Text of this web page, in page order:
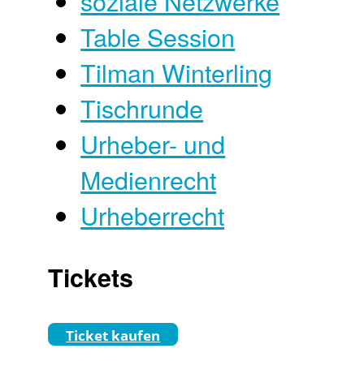
Table Session
Tilman Winterling
Tischrunde
Urheber- und
Medienrecht
Urheberrecht
Tickets
Ticket kaufen